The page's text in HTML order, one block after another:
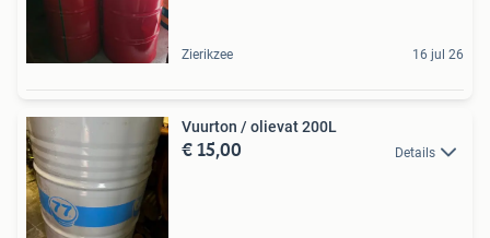
Zierikzee 16 jul 26
Vuurton / olievat 200L
€ 15,00 Details